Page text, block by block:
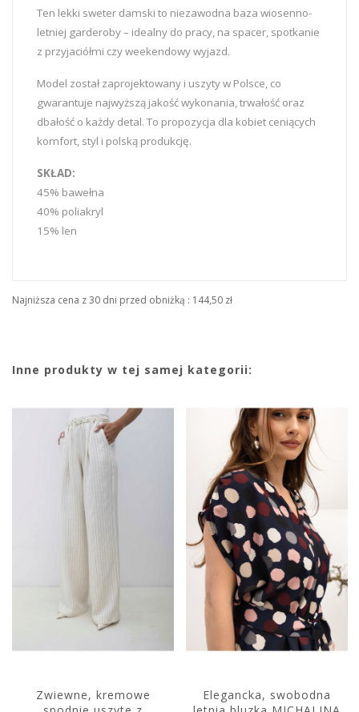
Ten lekki sweter damski to niezawodna baza wiosenno-
letniej garderoby – idealny do pracy, na spacer, spotkanie
z przyjaciółmi czy weekendowy wyjazd.
Model został zaprojektowany i uszyty w Polsce, co
gwarantuje najwyższą jakość wykonania, trwałość oraz
dbałość o każdy detal. To propozycja dla kobiet ceniących
komfort, styl i polską produkcję.
SKŁAD:
45% bawełna
40% poliakryl
15% len
Najniższa cena z 30 dni przed obniżką : 144,50 zł
Inne produkty w tej samej kategorii:
Zwiewne, kremowe
Elegancka, swobodna